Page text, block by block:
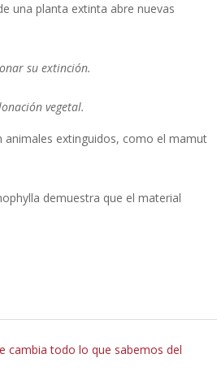
una planta extinta abre nuevas
su extinción.
vegetal.
animales extinguidos, como el mamut
demuestra que el material
cambia todo lo que sabemos del